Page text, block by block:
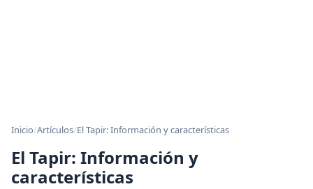
Inicio/Artículos/El Tapir: Información y características
El Tapir: Información y
características